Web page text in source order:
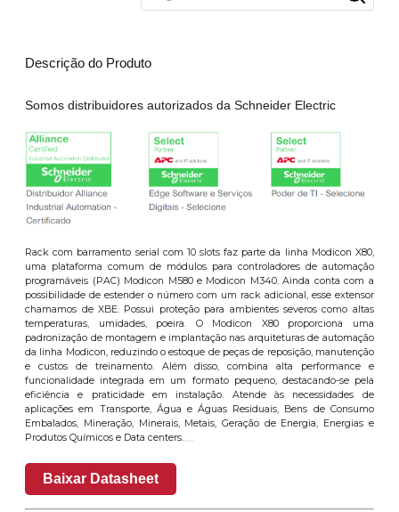
Descrição do Produto
Somos distribuidores autorizados da Schneider Electric
Rack com barramento serial com 10 slots faz parte da linha Modicon X80,
uma plataforma comum de módulos para controladores de automação
programáveis ​​(PAC) Modicon M580 e Modicon M340. Ainda conta com a
possibilidade de estender o número com um rack adicional, esse extensor
chamamos de XBE. Possui proteção para ambientes severos como altas
temperaturas, umidades, poeira. O Modicon X80 proporciona uma
padronização de montagem e implantação nas arquiteturas de automação
da linha Modicon, reduzindo o estoque de peças de reposição, manutenção
e custos de treinamento. Além disso, combina alta performance e
funcionalidade integrada em um formato pequeno, destacando-se pela
eficiência e praticidade em instalação. Atende às necessidades de
aplicações em Transporte, Água e Águas Residuais, Bens de Consumo
Embalados, Mineração, Minerais, Metais, Geração de Energia, Energias e
Produtos Químicos e Data centers.
Baixar Datasheet